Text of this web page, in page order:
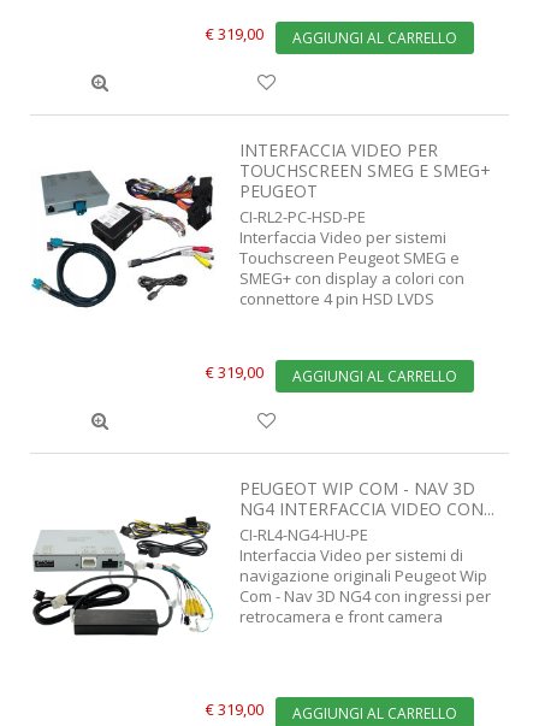
€ 319,00 AGGIUNGI AL CARRELLO
INTERFACCIA VIDEO PER
TOUCHSCREEN SMEG E SMEG+
PEUGEOT
CI-RL2-PC-HSD-PE
Interfaccia Video per sistemi
Touchscreen Peugeot SMEG e
SMEG+ con display a colori con
connettore 4 pin HSD LVDS
€ 319,00 AGGIUNGI AL CARRELLO
PEUGEOT WIP COM - NAV 3D
NG4 INTERFACCIA VIDEO CON...
CI-RL4-NG4-HU-PE
Interfaccia Video per sistemi di
navigazione originali Peugeot Wip
Com - Nav 3D NG4 con ingressi per
retrocamera e front camera
€ 319,00 AGGIUNGI AL CARRELLO